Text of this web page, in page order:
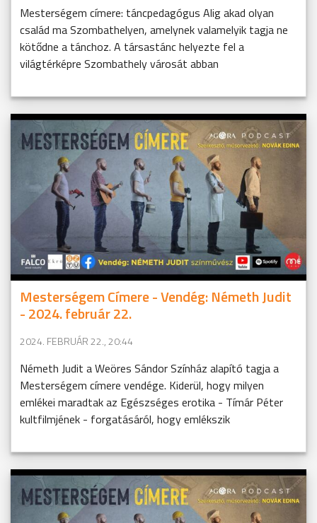
Mesterségem címere: táncpedagógus Alig akad olyan
család ma Szombathelyen, amelynek valamelyik tagja ne
kötődne a tánchoz. A társastánc helyezte fel a
világtérképre Szombathely városát abban
Mesterségem Címere - Vendég: Németh Judit
- 2024. február 22.
2024. FEBRUÁR 22., 20:44
Németh Judit a Weöres Sándor Színház alapító tagja a
Mesterségem címere vendége. Kiderül, hogy milyen
emlékei maradtak az Egészséges erotika - Tímár Péter
kultfilmjének - forgatásáról, hogy emlékszik